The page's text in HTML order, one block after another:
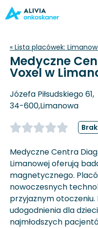
« Lista placówek:
Medyczne
Voxel w
Józefa Piłsudskiego 61,
34-600,Limanowa
Medyczne Centra
Limanowej oferują
magnetycznego.
nowoczesnych
przyjaznym
udogodnienia dla
najmłodszych